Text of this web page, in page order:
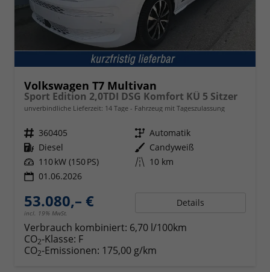
Volkswagen T7 Multivan
Sport Edition 2,0TDI DSG Komfort KÜ 5 Sitzer
unverbindliche Lieferzeit: 14 Tage Fahrzeug mit Tageszulassung
Fahrzeugnr. 360405 Getriebe Automatik
Kraftstoff Diesel Außenfarbe Candyweiß
Leistung 110 kW (150 PS) Kilometerstand 10 km
01.06.2026
53.080,– €
incl. 19% MwSt.
Details
Verbrauch kombiniert: 6,70 l/100km
CO2-Klasse: F
CO2-Emissionen: 175,00 g/km